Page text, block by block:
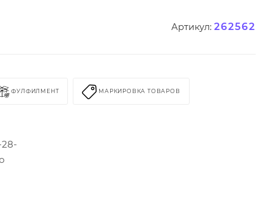
Артикул: 262562
ФУЛФИЛМЕНТ МАРКИРОВКА ТОВАРОВ